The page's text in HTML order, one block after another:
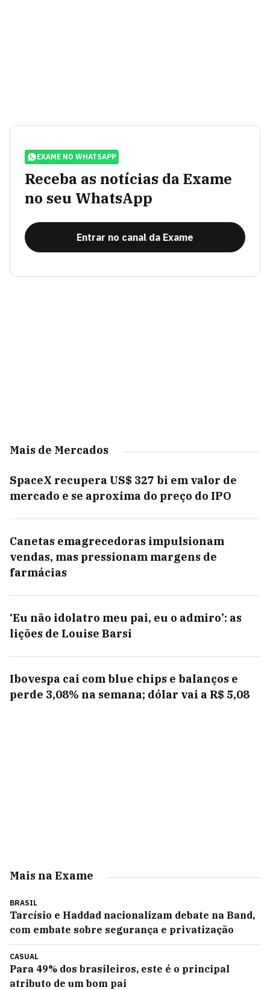
EXAME NO WHATSAPP
Receba as notícias da Exame
no seu WhatsApp
Entrar no canal da Exame
Mais de Mercados
SpaceX recupera US$ 327 bi em valor de
mercado e se aproxima do preço do IPO
Canetas emagrecedoras impulsionam
vendas, mas pressionam margens de
farmácias
‘Eu não idolatro meu pai, eu o admiro’: as
lições de Louise Barsi
Ibovespa cai com blue chips e balanços e
perde 3,08% na semana; dólar vai a R$ 5,08
Mais na Exame
BRASIL
Tarcísio e Haddad nacionalizam debate na Band,
com embate sobre segurança e privatização
CASUAL
Para 49% dos brasileiros, este é o principal
atributo de um bom pai